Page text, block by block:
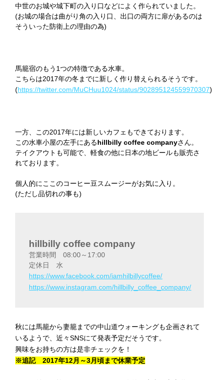
中世のお城や城下町の入り口などによく作られていました。
(お城の場合は曲がり角の入り口、出口の両方に扉があるのは
そういった防衛上の理由の為)
馬籠宿のもう1つの特徴である水車。
こちらは2017年の冬までに新しく作り替えられるそうです。
(https://twitter.com/MuCHuu1024/status/902895124559970307)
一方、この2017年には新しいカフェもできております。
この水車小屋の左手にあるhillbilly coffee companyさん。
テイクアウトも可能で、軽食の他に日本の地ビールも販売さ
れております。
個人的にここのコーヒー豆スムージーがお気に入り。
(ただし品切れの事も)
hillbilly coffee company
営業時間 08:00～17:00
定休日 水
https://www.facebook.com/iamhilbillycoffee/
https://www.instagram.com/hillbilly_coffee_company/
秋には馬籠から妻籠までの中山道ウォーキングも企画されて
いるようで、近々SNSにて発表予定だそうです。
興味をお持ちの方は是非チェックを！
※追記 2017年12月～3月頃まで休業予定